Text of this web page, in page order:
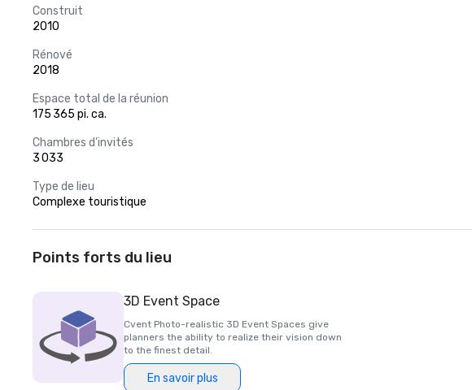
Construit
2010
Rénové
2018
Espace total de la réunion
175 365 pi. ca.
Chambres d'invités
3 033
Type de lieu
Complexe touristique
Points forts du lieu
3D Event Space
Cvent Photo-realistic 3D Event Spaces give
planners the ability to realize their vision down
to the finest detail.
En savoir plus